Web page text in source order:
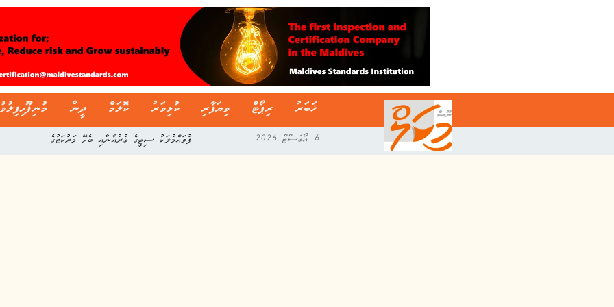
ޚަބަރު ރިޕޯޓް ވިޔަފާރި ކުޅިވަރު ކޮލަމް ދީން
6 އޯގަސްޓް 2026 ފުވައްމުލަކު ސިޓީގެ ޤުރުއާނާއި ބެހޭ މަރުކަޒުގެ